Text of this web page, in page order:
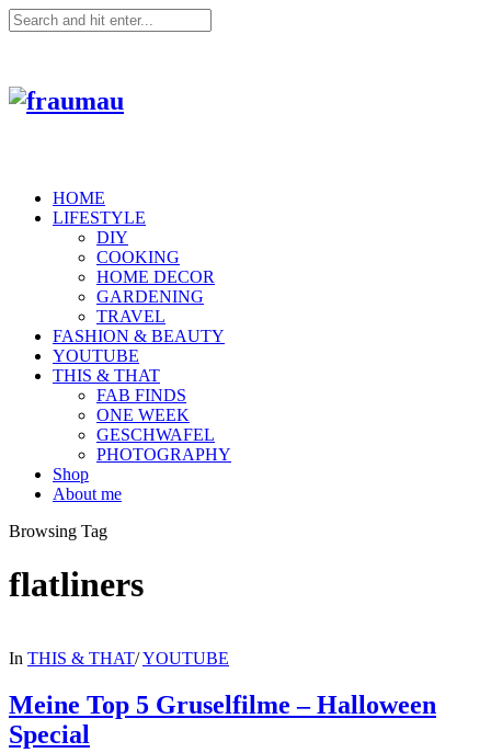
HOME
LIFESTYLE
DIY
COOKING
HOME DECOR
GARDENING
TRAVEL
FASHION & BEAUTY
YOUTUBE
THIS & THAT
FAB FINDS
ONE WEEK
GESCHWAFEL
PHOTOGRAPHY
Shop
About me
Browsing Tag
flatliners
In THIS & THAT/YOUTUBE
Meine Top 5 Gruselfilme – Halloween
Special